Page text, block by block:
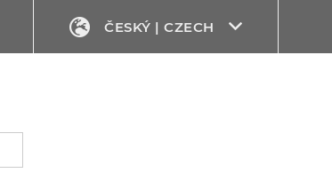
ČESKÝ | CZECH